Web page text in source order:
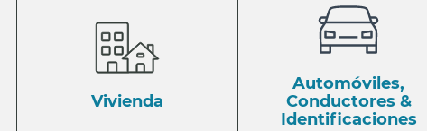
Vivienda
Automóviles,
Conductores &
Identificaciones